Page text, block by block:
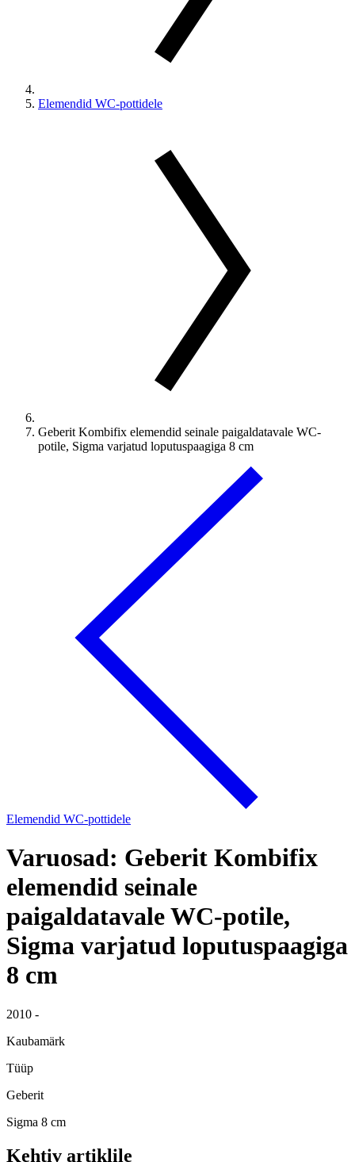
Elemendid WC-pottidele
Geberit Kombifix elemendid seinale paigaldatavale WC-
potile, Sigma varjatud loputuspaagiga 8 cm
Elemendid WC-pottidele
Varuosad: Geberit Kombifix
elemendid seinale
paigaldatavale WC-potile,
Sigma varjatud loputuspaagiga
8 cm
2010 -
Kaubamärk
Tüüp
Geberit
Sigma 8 cm
Kehtiv artiklile